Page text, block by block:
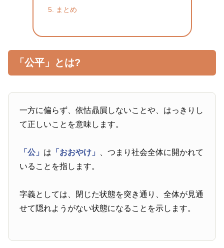
まとめ
「公平」とは?
一方に偏らず、依怙贔屓しないことや、はっきりし
て正しいことを意味します。
「公」 は 「おおやけ」
、つまり社会全体に開かれて
いることを指します。
字義としては、閉じた状態を突き通り、全体が見通
せて隠れようがない状態になることを示します。